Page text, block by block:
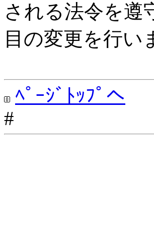
される法令を遵
目の変更を行い
ﾍﾟｰｼﾞﾄｯﾌﾟへ
#